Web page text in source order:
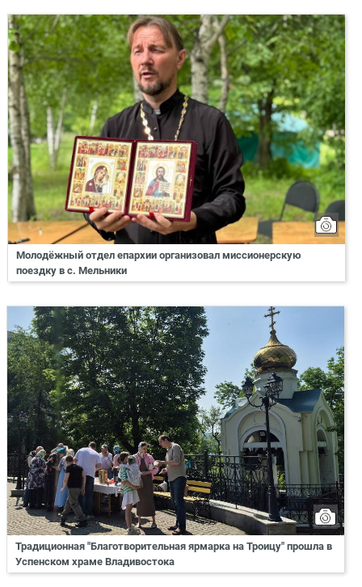
Молодёжный отдел епархии организовал миссионерскую
поездку в с. Мельники
Традиционная "Благотворительная ярмарка на Троицу" прошла в
Успенском храме Владивостока